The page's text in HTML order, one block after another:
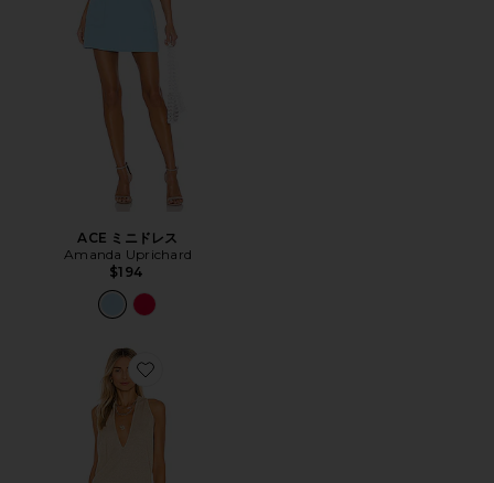
ACE ミニドレス
Amanda Uprichard
$194
Favorite COSITA BUENA ドレス